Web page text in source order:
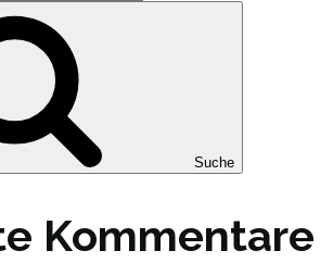
Suche
Kommentare